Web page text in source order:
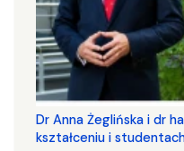
​​​​​​​Dr Anna Żeglińska i dr
kształceniu i